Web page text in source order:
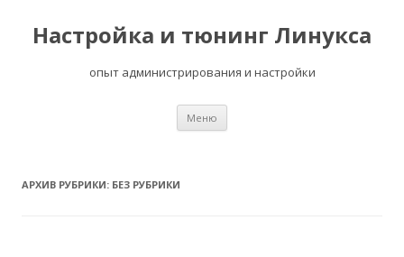
Настройка и тюнинг Линукса
опыт администрирования и настройки
Меню
АРХИВ РУБРИКИ: БЕЗ РУБРИКИ